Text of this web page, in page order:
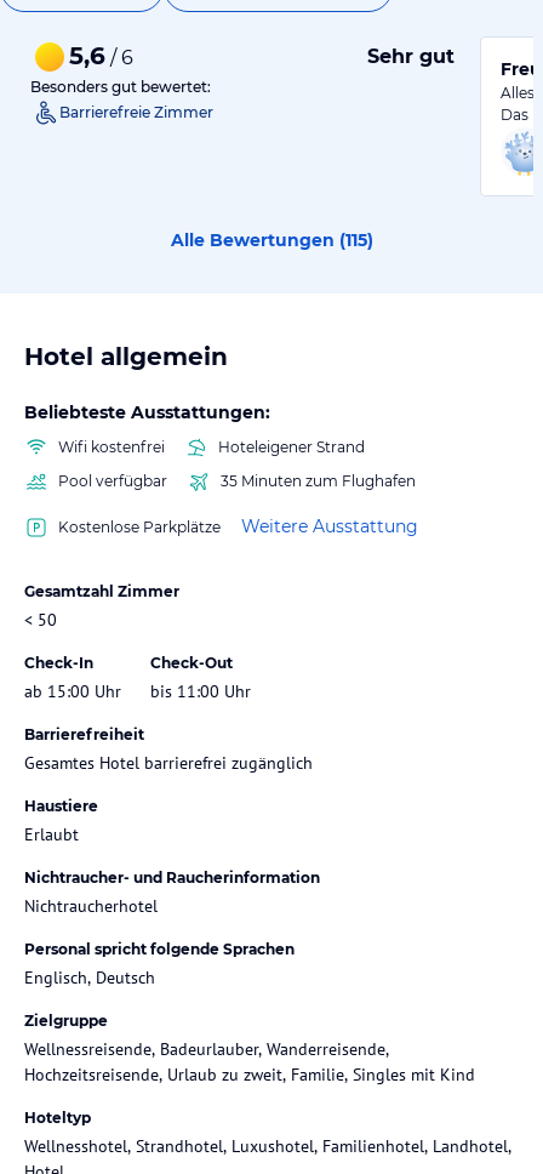
5,6 / 6 Sehr gut
Besonders gut bewertet:
Barrierefreie Zimmer
Alles
Das
Alle Bewertungen (115)
Hotel allgemein
Beliebteste Ausstattungen:
Wifi kostenfrei
Hoteleigener Strand
Pool verfügbar
35 Minuten zum Flughafen
Kostenlose Parkplätze Weitere Ausstattung
Gesamtzahl Zimmer
< 50
Check-In
ab 15:00 Uhr
Check-Out
bis 11:00 Uhr
Barrierefreiheit
Gesamtes Hotel barrierefrei zugänglich
Haustiere
Erlaubt
Nichtraucher- und Raucherinformation
Nichtraucherhotel
Personal spricht folgende Sprachen
Englisch, Deutsch
Zielgruppe
Wellnessreisende, Badeurlauber, Wanderreisende,
Hochzeitsreisende, Urlaub zu zweit, Familie, Singles mit Kind
Hoteltyp
Wellnesshotel, Strandhotel, Luxushotel, Familienhotel, Landhotel,